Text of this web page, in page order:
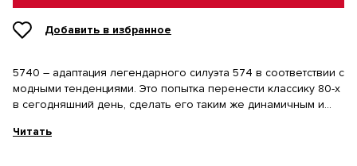
Добавить в избранное
5740 – адаптация легендарного силуэта 574 в соответствии с
модными тенденциями. Это попытка перенести классику 80-х
в сегодняшний день, сделать его таким же динамичным и
Специально к празднованию Grey Day мы подготовили
Читать